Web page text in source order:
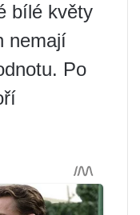
bílé květy
nemají
Po